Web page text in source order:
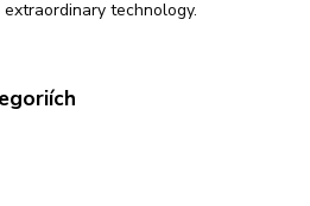
technology.